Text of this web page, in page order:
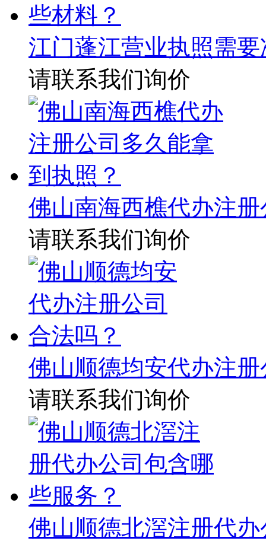
江门蓬江营业执照需
请联系我们询价
佛山南海西樵代办注
请联系我们询价
佛山顺德均安代办注
请联系我们询价
佛山顺德北滘注册代